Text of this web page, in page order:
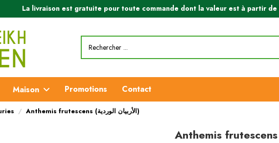
La livraison est gratuite pour toute commande dont la valeur est à partir
Maison Promotions Contact
Anthemis frutescens (الأربيان الوردية)